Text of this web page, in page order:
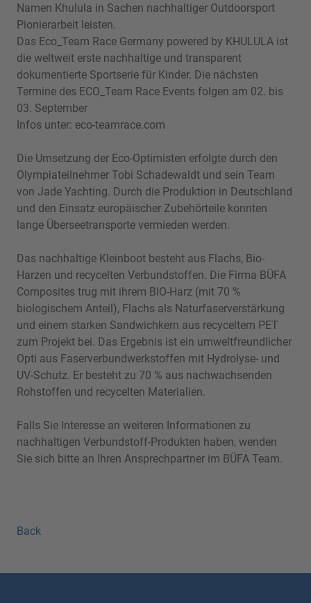
Namen Khulula in Sachen nachhaltiger Outdoorsport
Pionierarbeit leisten.
Das Eco_Team Race Germany powered by KHULULA ist
die weltweit erste nachhaltige und transparent
dokumentierte Sportserie für Kinder. Die nächsten
Termine des ECO_Team Race Events folgen am 02. bis
03. September
Infos unter: eco-teamrace.com
Die Umsetzung der Eco-Optimisten erfolgte durch den
Olympiateilnehmer Tobi Schadewaldt und sein Team
von Jade Yachting. Durch die Produktion in Deutschland
und den Einsatz europäischer Zubehörteile konnten
lange Überseetransporte vermieden werden.
Das nachhaltige Kleinboot besteht aus Flachs, Bio-
Harzen und recycelten Verbundstoffen. Die Firma BÜFA
Composites trug mit ihrem BIO-Harz (mit 70 %
biologischem Anteil), Flachs als Naturfaserverstärkung
und einem starken Sandwichkern aus recyceltem PET
zum Projekt bei. Das Ergebnis ist ein umweltfreundlicher
Opti aus Faserverbundwerkstoffen mit Hydrolyse- und
UV-Schutz. Er besteht zu 70 % aus nachwachsenden
Rohstoffen und recycelten Materialien.
Falls Sie Interesse an weiteren Informationen zu
nachhaltigen Verbundstoff-Produkten haben, wenden
Sie sich bitte an Ihren Ansprechpartner im BÜFA Team.
Back